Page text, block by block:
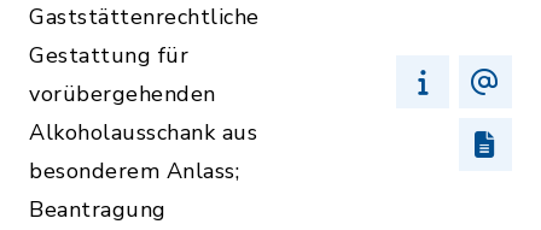
Gaststättenrechtliche
Gestattung für
vorübergehenden
Alkoholausschank aus
besonderem Anlass;
Beantragung